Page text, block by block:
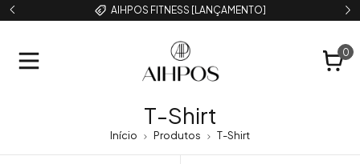
AIHPOS FITNESS [LANÇAMENTO]
0
T-Shirt
Início Produtos T-Shirt